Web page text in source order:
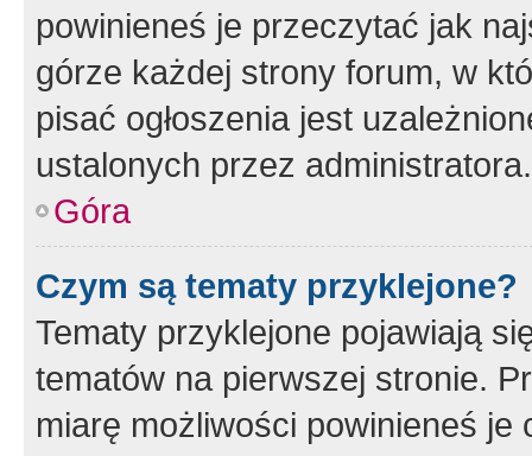
powinieneś je przeczytać jak
górze każdej strony forum, w
pisać ogłoszenia jest
ustalonych przez administratora.
Góra
Czym są tematy przyklejone?
Tematy przyklejone pojawiają
tematów na pierwszej stronie.
miarę możliwości powinieneś je